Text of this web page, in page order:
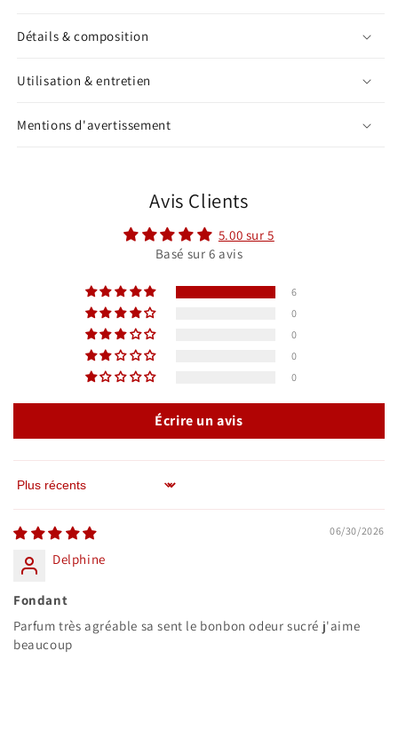
Détails & composition
Utilisation & entretien
Mentions d'avertissement
Avis Clients
5.00 sur 5
Basé sur 6 avis
6
0
0
0
0
Écrire un avis
Sort by
06/30/2026
Delphine
Fondant
Parfum très agréable sa sent le bonbon odeur sucré j'aime
beaucoup